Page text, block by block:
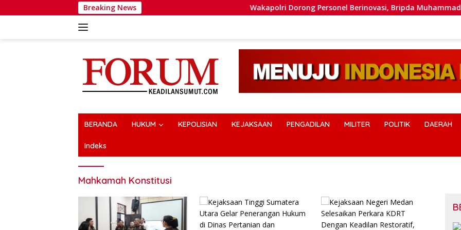
ke
Breaking News Wakapolri Dorong Personel Berinovasi, Bripda Muhammad Putra
BERANDA HUKUM KEPOLISIAN KEJAKSAAN PENGADILAN MILITER POLITIK DAERAH
Indeks
Mahkamah Konstitusi